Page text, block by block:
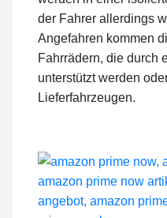
der Fahrer allerdings
Angefahren kommen
Fahrrädern, die durch
unterstützt werden
Lieferfahrzeugen.